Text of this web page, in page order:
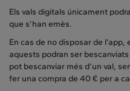
Els vals digitals únicament
que s’han emès.
En cas de no disposar de
aquests podran ser
pot bescanviar més d’un val,
fer una compra de 40 € per a